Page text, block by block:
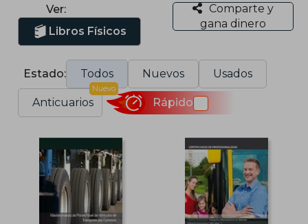
Ver:
Libros Físicos
Comparte y
gana dinero
Estado: Todos Nuevos Usados
Anticuarios
Nuevo
Rápido